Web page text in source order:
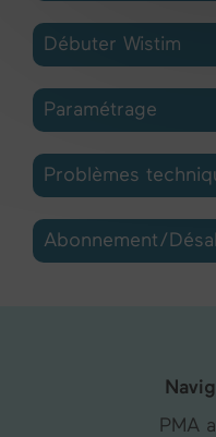
Débuter Wistim
Paramétrage
Problèmes
Abonnement/
PMA